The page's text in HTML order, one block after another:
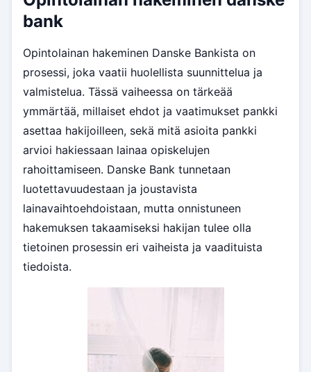
bank
Opintolainan hakeminen Danske Bankista on
prosessi, joka vaatii huolellista suunnittelua ja
valmistelua. Tässä vaiheessa on tärkeää
ymmärtää, millaiset ehdot ja vaatimukset pankki
asettaa hakijoilleen, sekä mitä asioita pankki
arvioi hakiessaan lainaa opiskelujen
rahoittamiseen. Danske Bank tunnetaan
luotettavuudestaan ja joustavista
lainavaihtoehdoistaan, mutta onnistuneen
hakemuksen takaamiseksi hakijan tulee olla
tietoinen prosessin eri vaiheista ja vaadituista
tiedoista.